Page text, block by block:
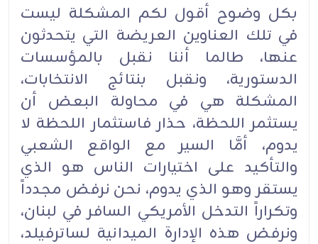
بكل وضوح أقول لكم المشكلة ليست
في تلك العناوين العريضة التي يتحدثون
عنها، طالما أننا نقبل بالمؤسسات
الدستورية، ونقبل بنتائج الانتخابات،
المشكلة هي في محاولة البعض أن
يستثمر اللحظة، حذار فاستثمار اللحظة لا
يدوم، أمَّا السير مع الواقع الشعبي
والتأكيد على اختيارات الناس هو الذي
يستقر وهو الذي يدوم، نحن نرفض مجدداً
وتكراراً التدخل الأمريكي السافر في لبنان،
ونرفض هذه الإدارة الميدانية لساترفيلد،